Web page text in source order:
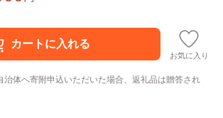
お気に入り
治体へ寄附申込いただいた場合、返礼品は贈答され